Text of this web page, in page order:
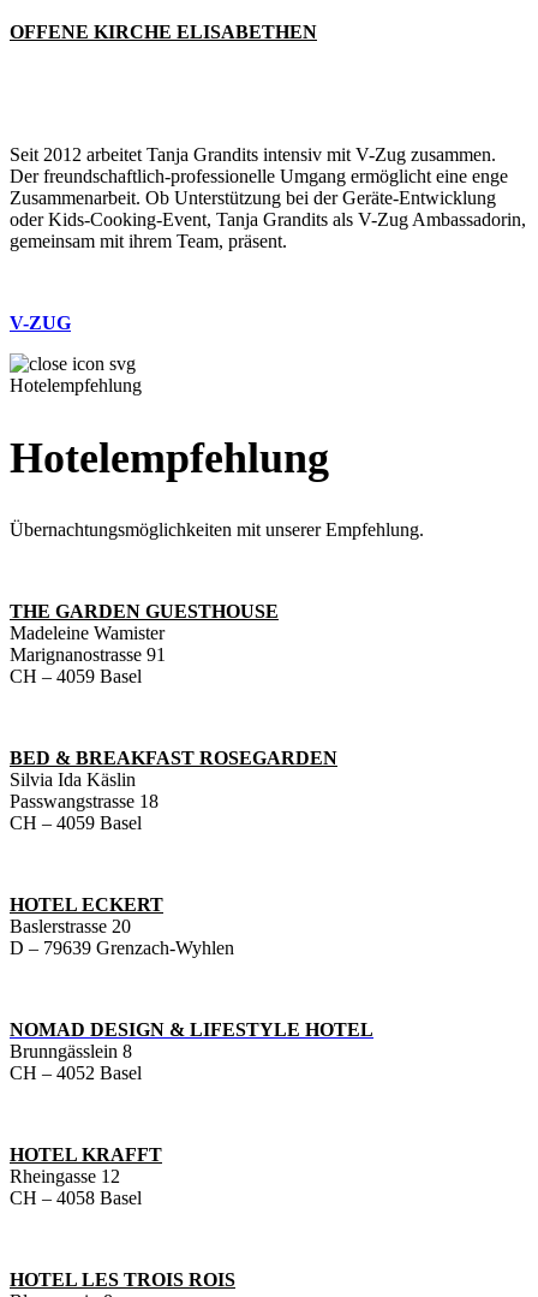
OFFENE KIRCHE ELISABETHEN
Seit 2012 arbeitet Tanja Grandits intensiv mit V-Zug zusammen.
Der freundschaftlich-professionelle Umgang ermöglicht eine enge
Zusammenarbeit. Ob Unterstützung bei der Geräte-Entwicklung
oder Kids-Cooking-Event, Tanja Grandits als V-Zug Ambassadorin,
gemeinsam mit ihrem Team, präsent.
V-ZUG
Hotelempfehlung
Hotelempfehlung
Übernachtungsmöglichkeiten mit unserer Empfehlung.
THE GARDEN GUESTHOUSE
Madeleine Wamister
Marignanostrasse 91
CH – 4059 Basel
BED & BREAKFAST ROSEGARDEN
Silvia Ida Käslin
Passwangstrasse 18
CH – 4059 Basel
HOTEL ECKERT
Baslerstrasse 20
D – 79639 Grenzach-Wyhlen
NOMAD DESIGN & LIFESTYLE HOTEL
Brunngässlein 8
CH – 4052 Basel
HOTEL KRAFFT
Rheingasse 12
CH – 4058 Basel
HOTEL LES TROIS ROIS